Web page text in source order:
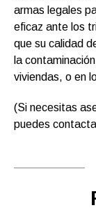
armas legales
eficaz ante los
que su calidad
la
viviendas, o en
(Si necesitas
puedes